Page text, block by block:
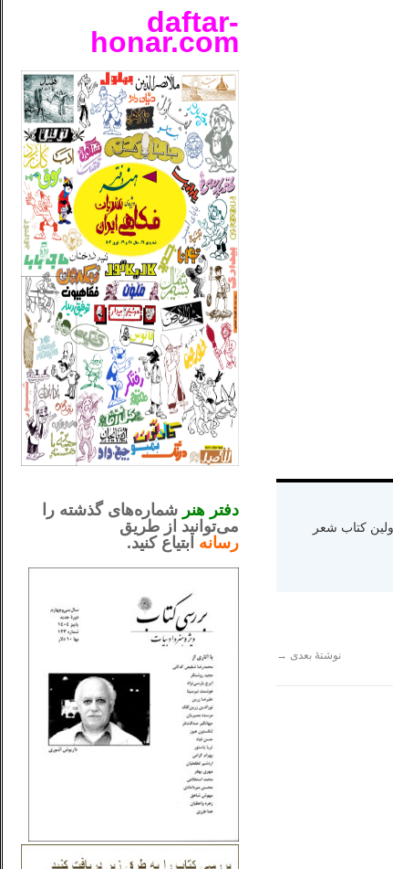
و اقامت در کالیفرنیا-چاپ اولین کتاب شعر
نوشتهٔ بعدی →
daftar-
honar.com
دفتر هنر شماره‌های گذشته را
می‌توانید از طریق
رسانه ابتیاع کنید.